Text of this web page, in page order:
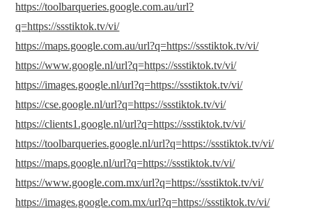
https://toolbarqueries.google.com.au/url?
q=https://ssstiktok.tv/vi/
https://maps.google.com.au/url?q=https://ssstiktok.tv/vi/
https://www.google.nl/url?q=https://ssstiktok.tv/vi/
https://images.google.nl/url?q=https://ssstiktok.tv/vi/
https://cse.google.nl/url?q=https://ssstiktok.tv/vi/
https://clients1.google.nl/url?q=https://ssstiktok.tv/vi/
https://toolbarqueries.google.nl/url?q=https://ssstiktok.tv/vi/
https://maps.google.nl/url?q=https://ssstiktok.tv/vi/
https://www.google.com.mx/url?q=https://ssstiktok.tv/vi/
https://images.google.com.mx/url?q=https://ssstiktok.tv/vi/